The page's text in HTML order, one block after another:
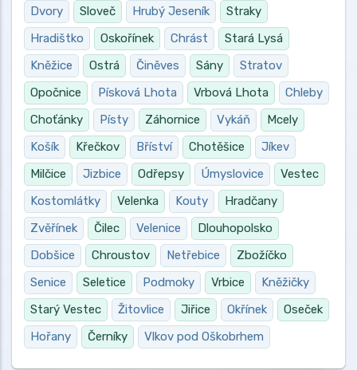
Dvory
Sloveč Hrubý Jeseník
Straky
Hradištko
Oskořínek Chrást
Stará Lysá
Kněžice
Ostrá Činěves Sány
Stratov
Opočnice
Písková Lhota Vrbová Lhota
Chleby
Choťánky
Písty Záhornice Vykáň
Mcely
Košík
Křečkov Bříství Chotěšice
Jíkev
Milčice
Jizbice Odřepsy Úmyslovice
Vestec
Kostomlátky
Velenka Kouty
Hradčany
Zvěřínek
Čilec Velenice
Dlouhopolsko
Dobšice
Chroustov Netřebice
Zbožíčko
Senice
Seletice Podmoky Vrbice
Kněžičky
Starý Vestec
Žitovlice Jiřice Okřínek
Oseček
Hořany
Černíky Vlkov pod Oškobrhem